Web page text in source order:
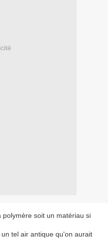
polymère soit un matériau si
tel air antique qu'on aurait